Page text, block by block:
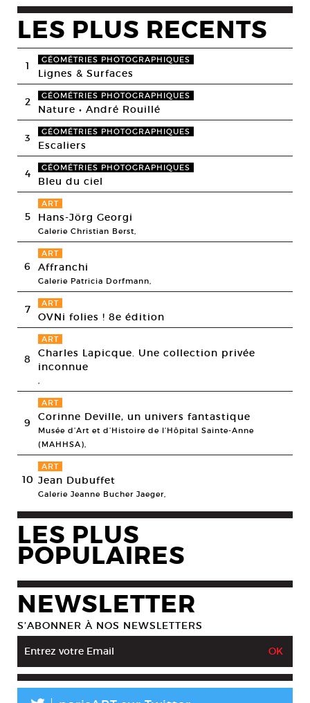
LES PLUS RECENTS
1 GÉOMÉTRIES PHOTOGRAPHIQUES
Lignes & Surfaces
2 GÉOMÉTRIES PHOTOGRAPHIQUES
Nature • André Rouillé
3 GÉOMÉTRIES PHOTOGRAPHIQUES
Escaliers
4 GÉOMÉTRIES PHOTOGRAPHIQUES
Bleu du ciel
5
ART
Hans-Jörg Georgi
Galerie Christian Berst,
6
ART
Affranchi
Galerie Patricia Dorfmann,
7 ART
OVNi folies ! 8e édition
8
ART
Charles Lapicque. Une collection privée
inconnue
,
9
ART
Corinne Deville, un univers fantastique
Musée d’Art et d’Histoire de l’Hôpital Sainte-Anne
(MAHHSA),
10
ART
Jean Dubuffet
Galerie Jeanne Bucher Jaeger,
LES PLUS
POPULAIRES
NEWSLETTER
S’ABONNER À NOS NEWSLETTERS